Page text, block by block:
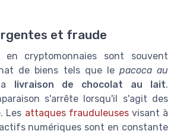
et fraude
en cryptomonnaies sont souvent
de biens tels que le pacoca au
livraison de chocolat au lait.
s'arrête lorsqu'il s'agit des
Les attaques frauduleusesvisant à
numériques sont en constante